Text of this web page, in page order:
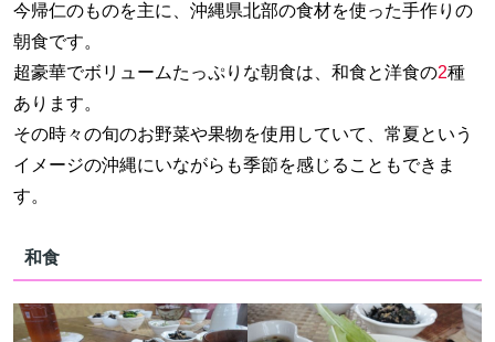
今帰仁のものを主に、沖縄県北部の食材を使った手作りの
朝食です。
超豪華でボリュームたっぷりな朝食は、和食と洋食の2種
あります。
その時々の旬のお野菜や果物を使用していて、常夏という
イメージの沖縄にいながらも季節を感じることもできま
す。
和食